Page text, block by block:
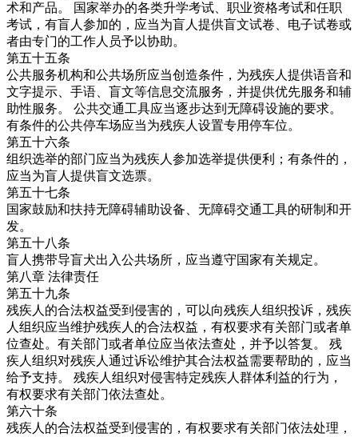
术和产品。 国家举办的各类升学考试、职业资格考试和任职
考试，有盲人参加的，应当为盲人提供盲文试卷、电子试卷或
者由专门的工作人员予以协助。
第五十五条
公共服务机构和公共场所应当创造条件，为残疾人提供语音和
文字提示、手语、盲文等信息交流服务，并提供优先服务和辅
助性服务。 公共交通工具应当逐步达到无障碍设施的要求。
有条件的公共停车场应当为残疾人设置专用停车位。
第五十六条
组织选举的部门应当为残疾人参加选举提供便利；有条件的，
应当为盲人提供盲文选票。
第五十七条
国家鼓励和扶持无障碍辅助设备、无障碍交通工具的研制和开
发。
第五十八条
盲人携带导盲犬出入公共场所，应当遵守国家有关规定。
第八章 法律责任
第五十九条
残疾人的合法权益受到侵害的，可以向残疾人组织投诉，残疾
人组织应当维护残疾人的合法权益，有权要求有关部门或者单
位查处。有关部门或者单位应当依法查处，并予以答复。 残
疾人组织对残疾人通过诉讼维护其合法权益需要帮助的，应当
给予支持。 残疾人组织对侵害特定残疾人群体利益的行为，
有权要求有关部门依法查处。
第六十条
残疾人的合法权益受到侵害的，有权要求有关部门依法处理，